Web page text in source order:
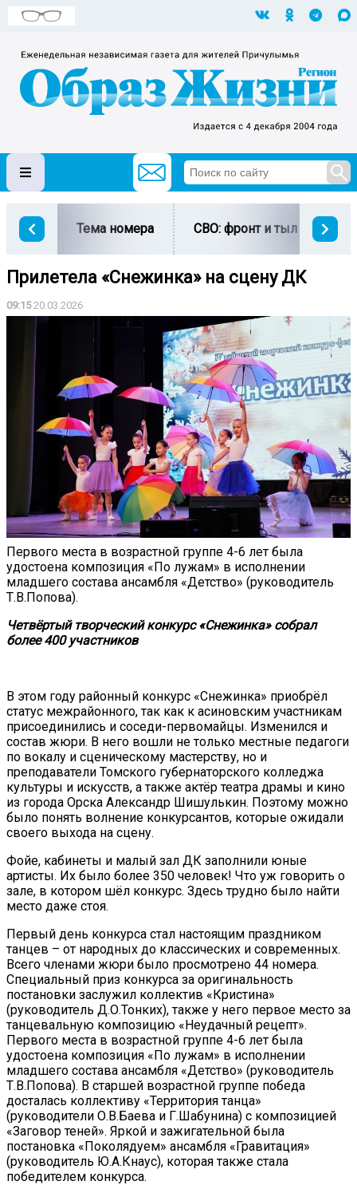
Тема номера СВО: фронт и тыл
Прилетела «Снежинка» на сцену ДК
09:1520.03.2026
Первого места в возрастной группе 4-6 лет была
удостоена композиция «По лужам» в исполнении
младшего состава ансамбля «Детство» (руководитель
Т.В.Попова).
Четвёртый творческий конкурс «Снежинка» собрал
более 400 участников
В этом году районный конкурс «Снежинка» приобрёл
статус межрайонного, так как к асиновским участникам
присоединились и соседи-первомайцы. Изменился и
состав жюри. В него вошли не только местные педагоги
по вокалу и сценическому мастерству, но и
преподаватели Томского губернаторского колледжа
культуры и искусств, а также актёр театра драмы и кино
из города Орска Александр Шишулькин. Поэтому можно
было понять волнение конкурсантов, которые ожидали
своего выхода на сцену.
Фойе, кабинеты и малый зал ДК заполнили юные
артисты. Их было более 350 человек! Что уж говорить о
зале, в котором шёл конкурс. Здесь трудно было найти
место даже стоя.
Первый день конкурса стал настоящим праздником
танцев – от народных до классических и современных.
Всего членами жюри было просмотрено 44 номера.
Специальный приз конкурса за оригинальность
постановки заслужил коллектив «Кристина»
(руководитель Д.О.Тонких), также у него первое место за
танцевальную композицию «Неудачный рецепт».
Первого места в возрастной группе 4-6 лет была
удостоена композиция «По лужам» в исполнении
младшего состава ансамбля «Детство» (руководитель
Т.В.Попова). В старшей возрастной группе победа
досталась коллективу «Территория танца»
(руководители О.В.Баева и Г.Шабунина) с композицией
«Заговор теней». Яркой и зажигательной была
постановка «Поколядуем» ансамбля «Гравитация»
(руководитель Ю.А.Кнаус), которая также стала
победителем конкурса.